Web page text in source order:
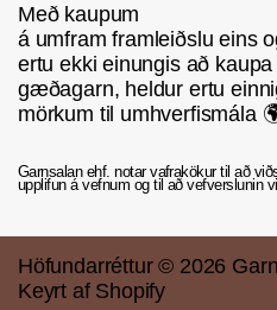
Með kaupum
á umfram framleiðslu eins
ertu ekki einungis að kaupa
gæðagarn, heldur ertu
mörkum til umhverfismála
Garnsalan ehf. notar vafrakökur til að
upplifun á vefnum og til að vefverslunin
Höfundarréttur © 2026
Keyrt af Shopify